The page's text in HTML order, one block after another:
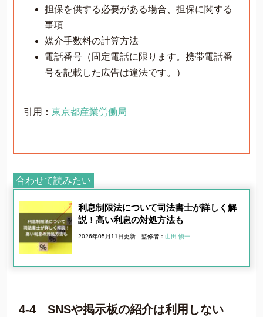
担保を供する必要がある場合、担保に関する
事項
媒介手数料の計算方法
電話番号（固定電話に限ります。携帯電話番
号を記載した広告は違法です。）
引用： 東京都産業労働局
合わせて読みたい
利息制限法について司法書士が詳しく解
説！高い利息の対処方法も
2026年05月11日更新 監修者： 山田 愼一
4-4 SNSや掲示板の紹介は利用しない